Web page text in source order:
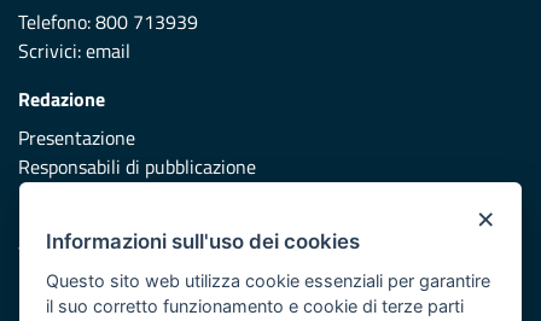
Telefono: 800 713939
Scrivici:email
Redazione
Presentazione
Responsabili di pubblicazione
Vai al sito di Protezione Civile Puglia
Iniziativa finanziata con risorse del POR Puglia 2014/2020 -
×
Informazioni sull'uso dei cookies
Questo sito web utilizza cookie essenziali per garantire
il suo corretto funzionamento e cookie di terze parti